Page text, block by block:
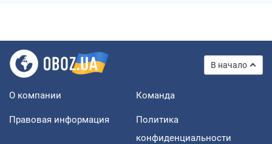
В начало
О компании Команда
Правовая информация
Политика
конфиденциальности